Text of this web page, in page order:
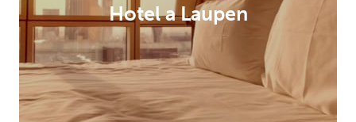
Hotel a Laupen